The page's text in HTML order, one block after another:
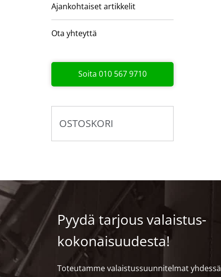
Ajankohtaiset artikkelit
Ota yhteyttä
Soita 010 567 9710
OSTOSKORI
Pyydä tarjous valaistus­
kokonaisuudesta!
Toteutamme valaistussuunnitelmat yhdessä